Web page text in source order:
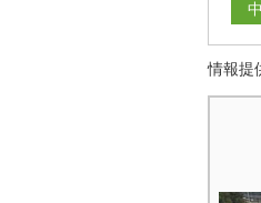
情報提